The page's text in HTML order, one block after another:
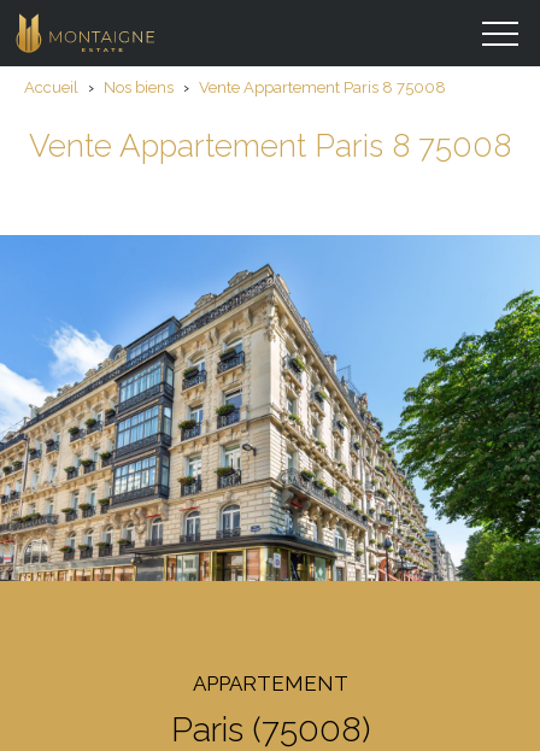
APPARTEMENT
Paris (75008)
Accueil › Nos biens › Vente Appartement Paris 8 75008
Vente Appartement Paris 8 75008